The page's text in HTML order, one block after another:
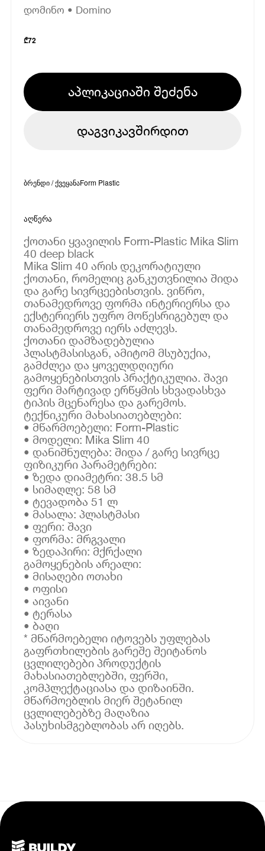
დომინო • Domino
₾72
აპლიკაციაში შეძენა
დაგვიკავშირდით
ბრენდი / ქვეყანაForm Plastic
აღწერა
ქოთანი ყვავილის Form-Plastic Mika Slim
40 deep black
Mika Slim 40 არის დეკორატიული
ქოთანი, რომელიც განკუთვნილია შიდა
და გარე სივრცეებისთვის. ვიწრო,
თანამედროვე ფორმა ინტერიერსა და
ექსტერიერს უფრო მოწესრიგებულ და
თანამედროვე იერს აძლევს.
ქოთანი დამზადებულია
პლასტმასისგან, ამიტომ მსუბუქია,
გამძლეა და ყოველდღიური
გამოყენებისთვის პრაქტიკულია. შავი
ფერი მარტივად ერწყმის სხვადასხვა
ტიპის მცენარესა და გარემოს.
ტექნიკური მახასიათებლები:
• მწარმოებელი: Form-Plastic
• მოდელი: Mika Slim 40
• დანიშნულება: შიდა / გარე სივრცე
ფიზიკური პარამეტრები:
• ზედა დიამეტრი: 38.5 სმ
• სიმაღლე: 58 სმ
• ტევადობა 51 ლ
• მასალა: პლასტმასი
• ფერი: შავი
• ფორმა: მრგვალი
• ზედაპირი: მქრქალი
გამოყენების არეალი:
• მისაღები ოთახი
• ოფისი
• აივანი
• ტერასა
• ბაღი
* მწარმოებელი იტოვებს უფლებას
გაფრთხილების გარეშე შეიტანოს
ცვლილებები პროდუქტის
მახასიათებლებში, ფერში,
კომპლექტაციასა და დიზაინში.
მწარმოებლის მიერ შეტანილ
ცვლილებებზე მაღაზია
პასუხისმგებლობას არ იღებს.